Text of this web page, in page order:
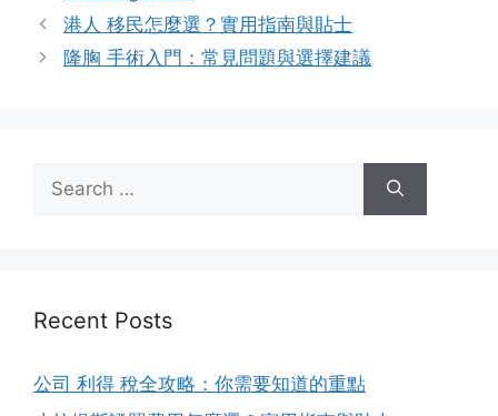
港人 移民怎麼選？實用指南與貼士
隆胸 手術入門：常見問題與選擇建議
Search
for:
Recent Posts
公司 利得 稅全攻略：你需要知道的重點